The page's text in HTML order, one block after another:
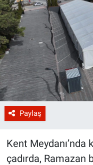
Paylaş
Kent
çadırda, Ramazan